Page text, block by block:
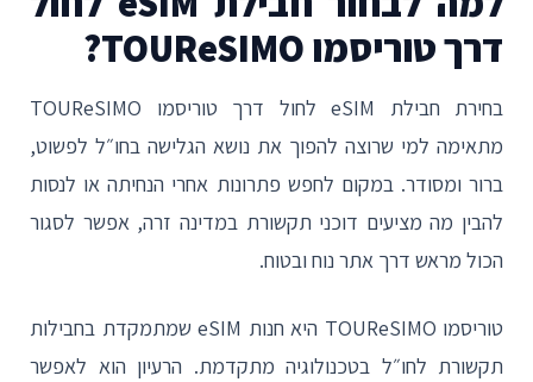
דרך טוריסמו TOUReSIMO?
בחירת חבילת eSIM לחול דרך טוריסמו TOUReSIMO
מתאימה למי שרוצה להפוך את נושא הגלישה בחו״ל לפשוט,
ברור ומסודר. במקום לחפש פתרונות אחרי הנחיתה או לנסות
להבין מה מציעים דוכני תקשורת במדינה זרה, אפשר לסגור
הכול מראש דרך אתר נוח ובטוח.
טוריסמו TOUReSIMO היא חנות eSIM שמתמקדת בחבילות
תקשורת לחו״ל בטכנולוגיה מתקדמת. הרעיון הוא לאפשר